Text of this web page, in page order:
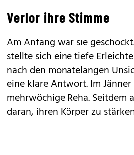
Verlor ihre Stimme
Am Anfang war sie
stellte sich eine tiefe
nach den monatelangen
eine klare Antwort. Im
mehrwöchige Reha. Seitdem
daran, ihren Körper zu